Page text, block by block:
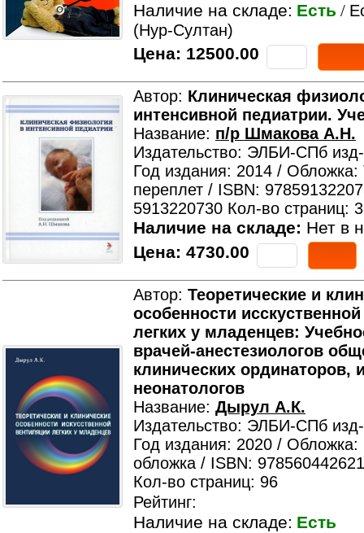
Наличие на складе: Есть /
(Нур-Султан)
Цена: 12500.00
Автор: Клиническая
интенсивной педиатрии.
Название: п/р Шмакова А.Н.
Издательство: ЭЛБИ-СПб
Год издания: 2014 /
переплет / ISBN:
5913220730 Кол-во страниц:
Наличие на складе: Нет в
Цена: 4730.00
Автор: Теоретические и
особенности
легких у младенцев:
врачей-анестезиологов
клинических ординаторов,
неонатологов
Название: Дырул А.К.
Издательство: ЭЛБИ-СПб
Год издания: 2020 / Обложка:
обложка / ISBN:
Кол-во страниц: 96
Рейтинг:
Наличие на складе: Есть